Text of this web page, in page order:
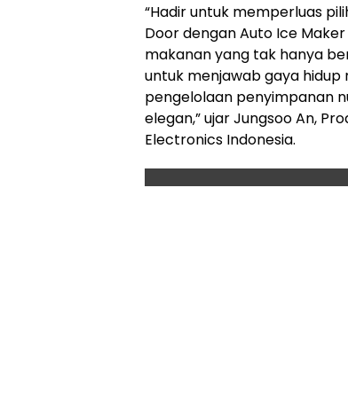
“Hadir untuk memperluas
Door dengan Auto Ice
makanan yang tak hanya
untuk menjawab gaya
pengelolaan penyimpanan
elegan,” ujar Jungsoo An,
Electronics Indonesia.